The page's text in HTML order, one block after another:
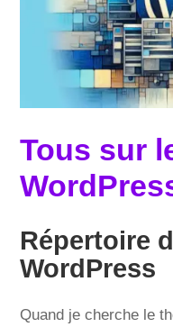
Tous sur
Répertoire
WordPress
Quand je cherche le